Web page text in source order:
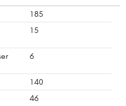
185
15
6
140
46